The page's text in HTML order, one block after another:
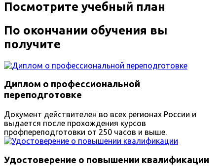
Посмотрите учебный план
По окончании обучения вы
получите
Диплом о профессиональной
переподготовке
Документ действителен во всех регионах России и
выдается после прохождения курсов
профпереподготовки от 250 часов и выше.
Удостоверение о повышении квалификации